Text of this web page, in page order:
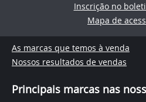
Inscrição no
Mapa de
As marcas que temos à venda
Nossos resultados de vendas
Principais marcas nas